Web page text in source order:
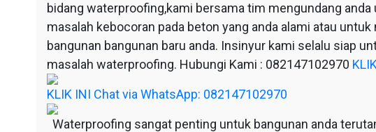
bidang waterproofing,kami bersama tim mengundang
masalah kebocoran pada beton yang anda alami atau
bangunan bangunan baru anda. Insinyur kami selalu siap
masalah waterproofing. Hubungi Kami : 082147102970
KLIK INI Chat via WhatsApp: 082147102970
Waterproofing sangat penting untuk bangunan anda